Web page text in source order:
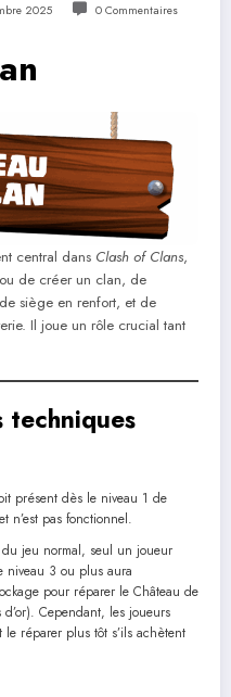
2025 0 Commentaires
central dans Clash of Clans,
de créer un clan, de
siège en renfort, et de
Il joue un rôle crucial tant
techniques
présent dès le niveau 1 de
n’est pas fonctionnel.
jeu normal, seul un joueur
niveau 3 ou plus aura
pour réparer le Château de
Cependant, les joueurs
réparer plus tôt s’ils achètent